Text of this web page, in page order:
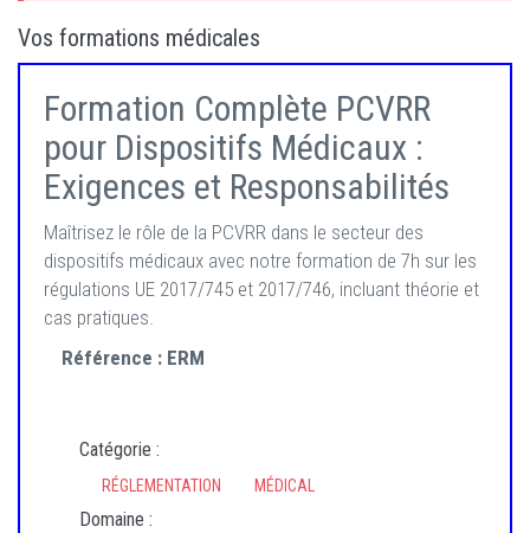
Vos formations médicales
Formation Complète PCVRR
pour Dispositifs Médicaux :
Exigences et Responsabilités
Maîtrisez le rôle de la PCVRR dans le secteur des
dispositifs médicaux avec notre formation de 7h sur les
régulations UE 2017/745 et 2017/746, incluant théorie et
cas pratiques.
Référence : ERM
Catégorie :
RÉGLEMENTATION MÉDICAL
Domaine :